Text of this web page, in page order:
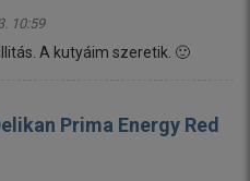
10:59
A kutyáim szeretik. 🙂
Prima Energy Red